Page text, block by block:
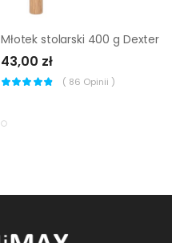
Młotek stolarski 400 g Dexter
43,00 zł
( 86 Opinii )